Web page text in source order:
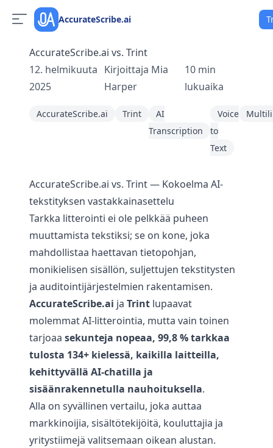
AccurateScribe.ai
AccurateScribe.ai vs. Trint
12. helmikuuta
2025
Kirjoittaja Mia
Harper
10 min
lukuaika
AccurateScribe.ai Trint
AI
Transcription
Voice
to
Text
AccurateScribe.ai vs. Trint — Kokoelma AI-
tekstityksen vastakkainasettelu
Tarkka litterointi ei ole pelkkää puheen
muuttamista tekstiksi; se on kone, joka
mahdollistaa haettavan tietopohjan,
monikielisen sisällön, suljettujen tekstitysten
ja auditointijärjestelmien rakentamisen.
AccurateScribe.ai ja Trint lupaavat
molemmat AI-litterointia, mutta vain toinen
tarjoaa sekunteja nopeaa, 99,8 % tarkkaa
tulosta 134+ kielessä, kaikilla laitteilla,
kehittyvällä AI-chatilla ja
sisäänrakennetulla nauhoituksella.
Alla on syvällinen vertailu, joka auttaa
markkinoijia, sisältötekijöitä, kouluttajia ja
yritystiimejä valitsemaan oikean alustan.